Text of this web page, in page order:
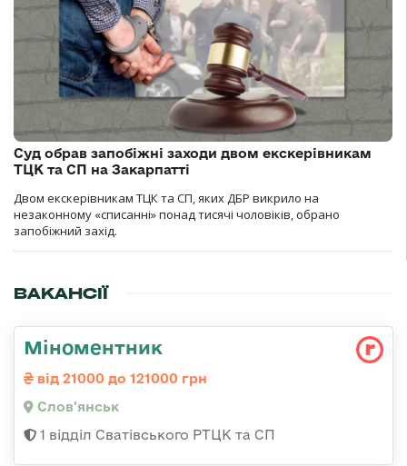
Суд обрав запобіжні заходи двом екскерівникам
ТЦК та СП на Закарпатті
Двом екскерівникам ТЦК та СП, яких ДБР викрило на
незаконному «списанні» понад тисячі чоловіків, обрано
запобіжний захід.
ВАКАНСІЇ
Міноментник
від 21000 до 121000 грн
Слов'янськ
1 відділ Сватівського РТЦК та СП